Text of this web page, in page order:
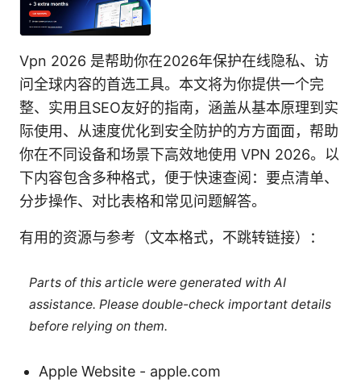
Vpn 2026 是帮助你在2026年保护在线隐私、访
问全球内容的首选工具。本文将为你提供一个完
整、实用且SEO友好的指南，涵盖从基本原理到实
际使用、从速度优化到安全防护的方方面面，帮助
你在不同设备和场景下高效地使用 VPN 2026。以
下内容包含多种格式，便于快速查阅：要点清单、
分步操作、对比表格和常见问题解答。
有用的资源与参考（文本格式，不跳转链接）：
Parts of this article were generated with AI
assistance. Please double-check important details
before relying on them.
Apple Website - apple.com